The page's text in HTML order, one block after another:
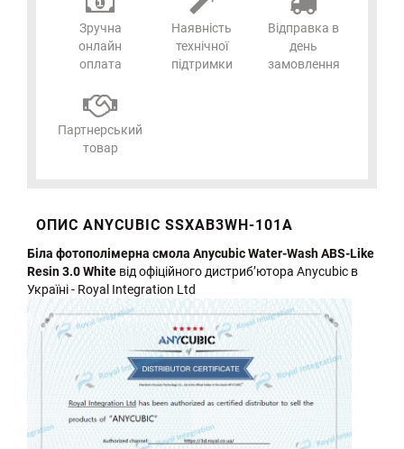
Зручна
онлайн
оплата
Наявність
технічної
підтримки
Відправка в
день
замовлення
Партнерський
товар
ОПИС ANYCUBIC SSXAB3WH-101A
Біла фотополімерна смола Anycubic Water-Wash ABS-Like
Resin 3.0 White від офіційного дистриб’ютора Anycubic в
Україні - Royal Integration Ltd